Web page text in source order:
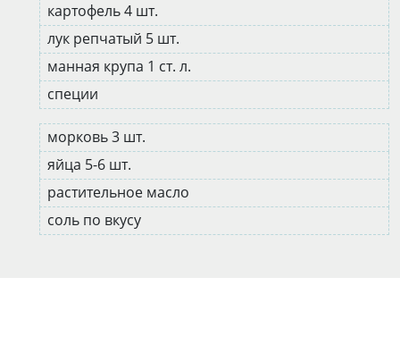
картофель 4 шт.
лук репчатый 5 шт.
манная крупа 1 ст. л.
специи
морковь 3 шт.
яйца 5-6 шт.
растительное масло
соль по вкусу